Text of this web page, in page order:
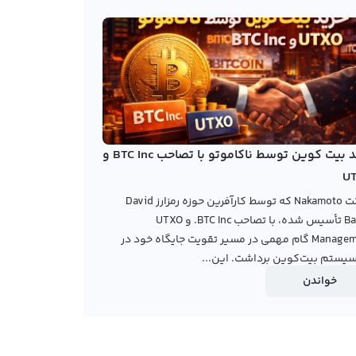
خرید بیت کوین توسط ناکاموتو با تصاحب BTC Inc و
شرکت Nakamoto که توسط کارآفرین حوزه رمزارز David
Bailey تأسیس شده، با تصاحب BTC Inc. و UTXO
Management گام مهمی در مسیر تقویت جایگاه خود در
بیت‌کوین برداشت. این...
خواندن